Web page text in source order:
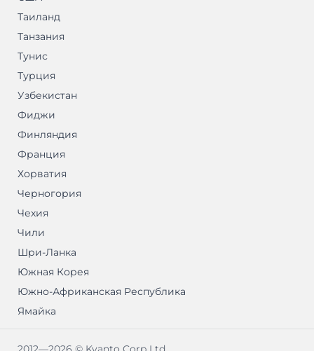
Таиланд
Танзания
Тунис
Турция
Узбекистан
Фиджи
Финляндия
Франция
Хорватия
Черногория
Чехия
Чили
Шри-Ланка
Южная Корея
Южно-Африканская Республика
Ямайка